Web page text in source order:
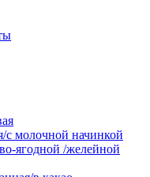
с молочной начинкой
ягодной /желейной